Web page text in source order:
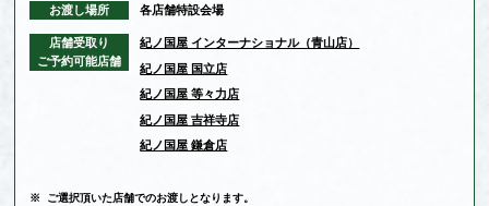
お渡し場所 各店舗特設会場
店舗受取り
ご予約可能店舗
紀ノ国屋 インターナショナル（青山店）
紀ノ国屋 国立店
紀ノ国屋 等々力店
紀ノ国屋 吉祥寺店
紀ノ国屋 鎌倉店
※ ご選択頂いた店舗でのお渡しとなります。